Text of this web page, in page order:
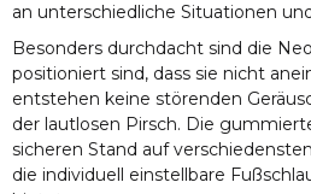
an unterschiedliche Situationen
Besonders durchdacht sind die
positioniert sind, dass sie nicht
entstehen keine störenden
der lautlosen Pirsch. Die
sicheren Stand auf
die individuell einstellbare